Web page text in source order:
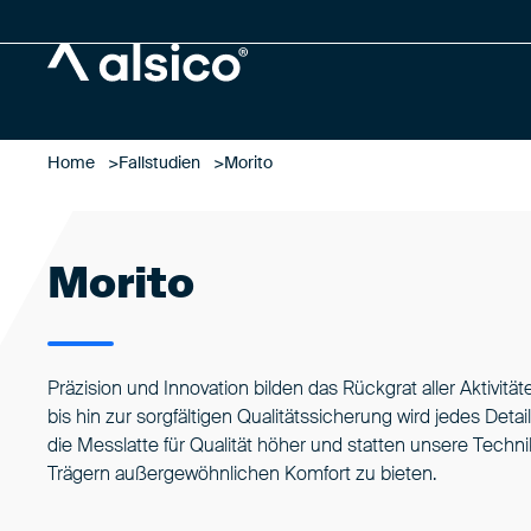
Home Fallstudien Morito
Morito
Präzision und Innovation bilden das Rückgrat aller
bis hin zur sorgfältigen Qualitätssicherung wird jedes
die Messlatte für Qualität höher und statten unsere
Trägern außergewöhnlichen Komfort zu bieten.